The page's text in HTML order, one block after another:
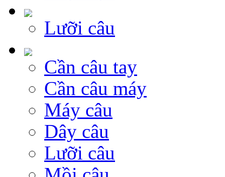
Lưỡi câu
Cần câu tay
Cần câu máy
Máy câu
Dây câu
Lưỡi câu